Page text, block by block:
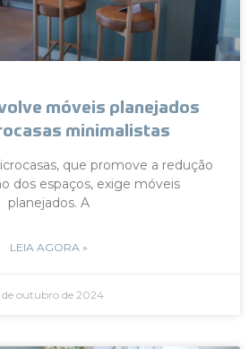
móveis planejados
minimalistas
que promove a redução
dos espaços, exige móveis
planejados. A
LEIA AGORA »
de outubro de 2024